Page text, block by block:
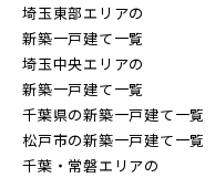
JR東北本線 [宇都
JR高崎線
地図にあるご希望の
物件詳細が表示されま
画像
すべて
キッチン
そ
埼玉東部エリアの
新築一戸建て一覧
埼玉中央エリアの
新築一戸建て一覧
千葉県の新築一戸建て一覧
松戸市の新築一戸建て一覧
千葉・常磐エリアの